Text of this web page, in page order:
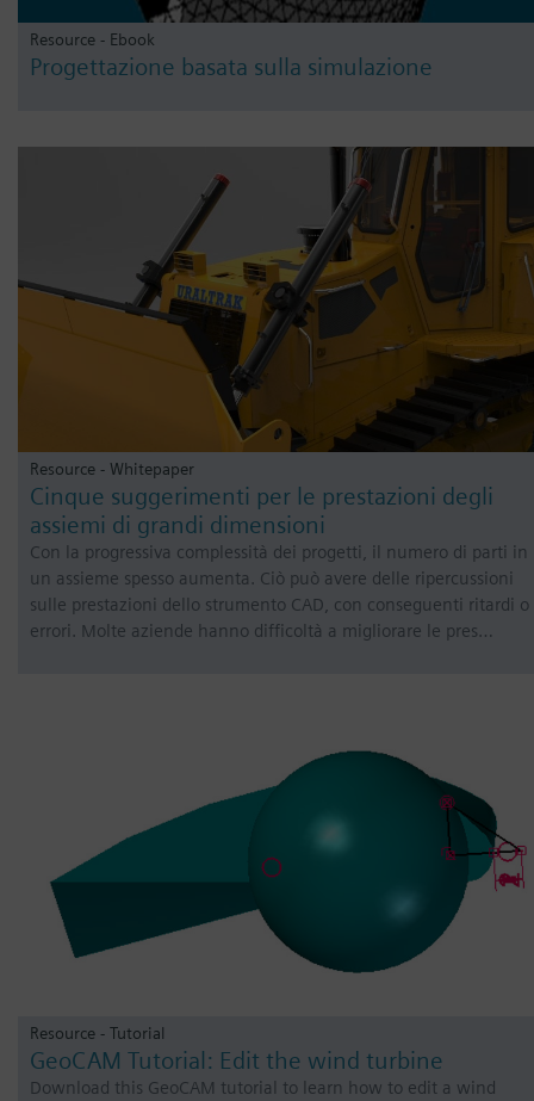
Resource - Ebook
Progettazione basata sulla simulazione
Resource - Whitepaper
Cinque suggerimenti per le prestazioni degli
assiemi di grandi dimensioni
Con la progressiva complessità dei progetti, il numero di parti in
un assieme spesso aumenta. Ciò può avere delle ripercussioni
sulle prestazioni dello strumento CAD, con conseguenti ritardi o
errori. Molte aziende hanno difficoltà a migliorare le pres…
Resource - Tutorial
GeoCAM Tutorial: Edit the wind turbine
Download this GeoCAM tutorial to learn how to edit a wind